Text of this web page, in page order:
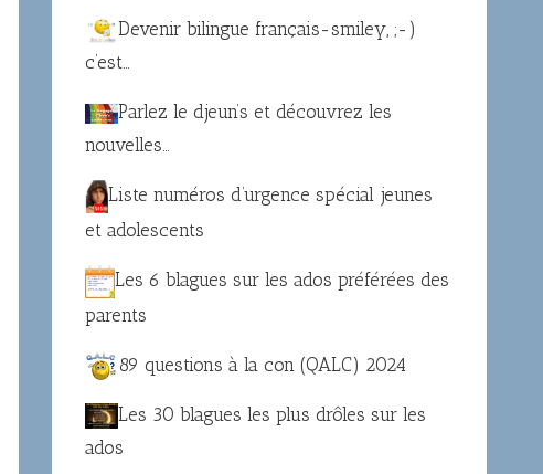
Devenir bilingue français-smiley, ;-)
c’est…
Parlez le djeun’s et découvrez les
nouvelles…
Liste numéros d’urgence spécial jeunes
et adolescents
Les 6 blagues sur les ados préférées des
parents
89 questions à la con (QALC) 2024
Les 30 blagues les plus drôles sur les
ados